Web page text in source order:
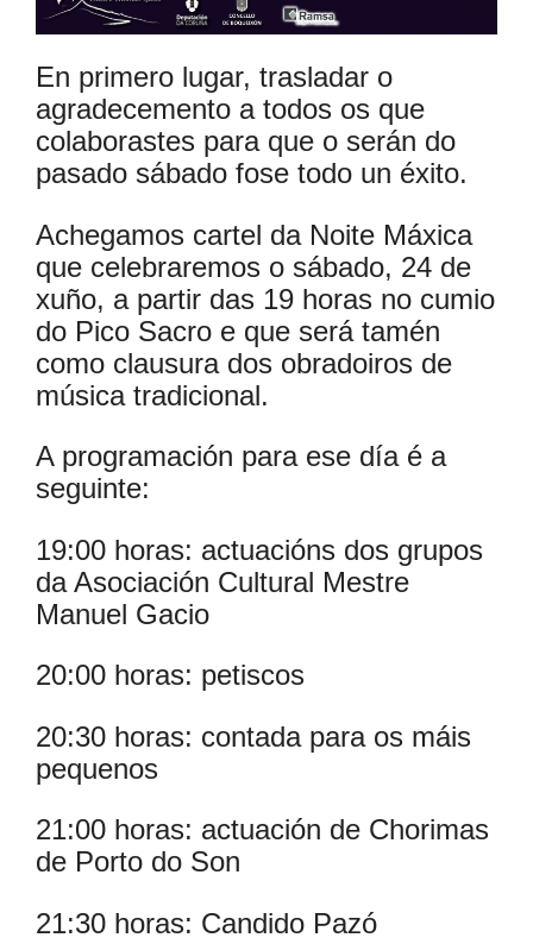
En primero lugar, trasladar o
agradecemento a todos os que
colaborastes para que o serán do
pasado sábado fose todo un éxito.
Achegamos cartel da Noite Máxica
que celebraremos o sábado, 24 de
xuño, a partir das 19 horas no cumio
do Pico Sacro e que será tamén
como clausura dos obradoiros de
música tradicional.
A programación para ese día é a
seguinte:
19:00 horas: actuacións dos grupos
da Asociación Cultural Mestre
Manuel Gacio
20:00 horas: petiscos
20:30 horas: contada para os máis
pequenos
21:00 horas: actuación de Chorimas
de Porto do Son
21:30 horas: Candido Pazó